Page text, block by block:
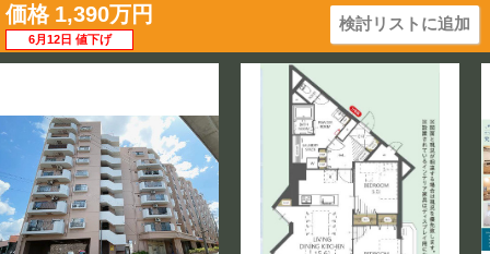
価格 1,390万円
6月12日 値下げ
検討リストに追加